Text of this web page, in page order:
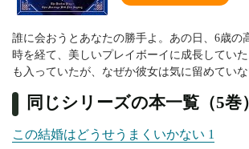
誰に会おうとあなたの勝手よ。あの日、6歳
時を経て、美しいプレイボーイに成長してい
も入っていたが、なぜか彼女は気に留めて
同じシリーズの本一覧（5巻）
この結婚はどうせうまくいかない 1